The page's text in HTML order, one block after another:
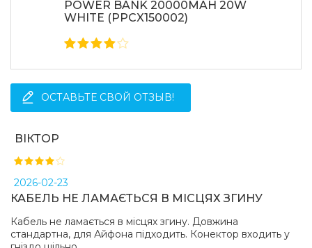
POWER BANK 20000MAH 20W
WHITE (PPCX150002)
ОСТАВЬТЕ СВОЙ ОТЗЫВ!
ВІКТОР
2026-02-23
КАБЕЛЬ НЕ ЛАМАЄТЬСЯ В МІСЦЯХ ЗГИНУ
Кабель не ламається в місцях згину. Довжина
стандартна, для Айфона підходить. Конектор входить у